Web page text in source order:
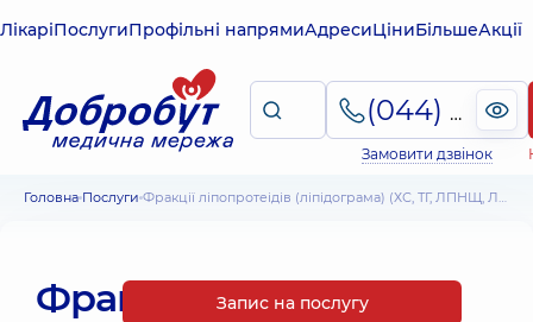
ЛікаріПослугиПрофільні напрямиАдресиЦіниБільшеАкції
(044) 495-2-888
Замовити дзвінок
Головна Послуги Фракції ліпопротеідів (ліпідограма) (ХС, ТГ, ЛПНЩ, ЛПДНЩ, ЛПВЩ)
Фракції
Запис на послугу